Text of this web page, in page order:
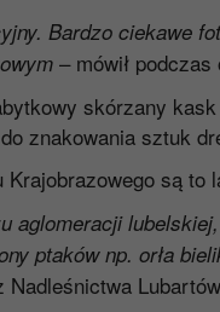
Bardzo ciekawe
– mówił podczas
skórzany
znakowania sztuk
Krajobrazowego są to
aglomeracji
ptaków np. orła